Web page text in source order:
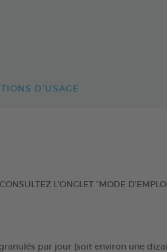
D'USAGE
L'ONGLET "MODE
par jour (soit environ une